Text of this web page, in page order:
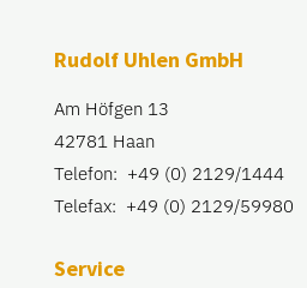
Rudolf Uhlen GmbH
Am Höfgen 13
42781 Haan
Telefon: +49 (0) 2129/1444
Telefax: +49 (0) 2129/59980
Service